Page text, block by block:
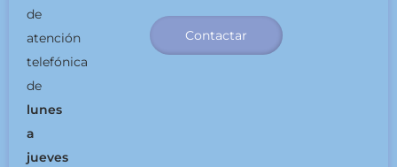
de
atención
telefónica
de
lunes
a
jueves
Contactar